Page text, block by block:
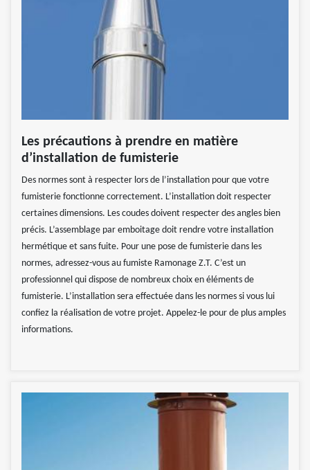
Les précautions à prendre en matière
d’installation de fumisterie
Des normes sont à respecter lors de l’installation pour que votre
fumisterie fonctionne correctement. L’installation doit respecter
certaines dimensions. Les coudes doivent respecter des angles bien
précis. L’assemblage par emboitage doit rendre votre installation
hermétique et sans fuite. Pour une pose de fumisterie dans les
normes, adressez-vous au fumiste Ramonage Z.T. C’est un
professionnel qui dispose de nombreux choix en éléments de
fumisterie. L’installation sera effectuée dans les normes si vous lui
confiez la réalisation de votre projet. Appelez-le pour de plus amples
informations.